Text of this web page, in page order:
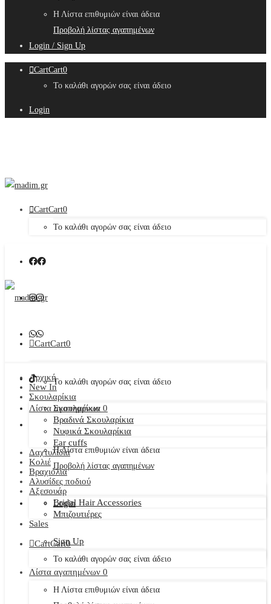
Η Λίστα επιθυμιών είναι άδεια
Προβολή λίστας αγαπημένων
Login / Sign Up
CartCart0
Το καλάθι αγορών σας είναι άδειο
Login
CartCart0
Το καλάθι αγορών σας είναι άδειο
CartCart0
Το καλάθι αγορών σας είναι άδειο
Λίστα αγαπημένων 0
Η Λίστα επιθυμιών είναι άδεια
Προβολή λίστας αγαπημένων
Login
Sign Up
Αρχική
New In
Σκουλαρίκια
Σκουλαρίκια
Βραδινά Σκουλαρίκια
Νυφικά Σκουλαρίκια
Ear cuffs
Δαχτυλίδια
Κολιέ
Βραχιόλια
Αλυσίδες ποδιού
Αξεσουάρ
Bridal Hair Accessories
Μπιζουτιέρες
Sales
CartCart0
Το καλάθι αγορών σας είναι άδειο
Λίστα αγαπημένων 0
Η Λίστα επιθυμιών είναι άδεια